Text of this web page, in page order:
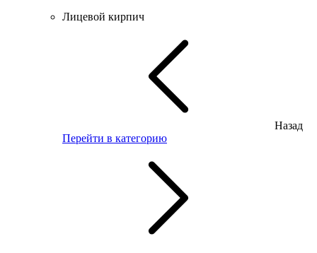
Лицевой кирпич
Назад
Перейти в категорию